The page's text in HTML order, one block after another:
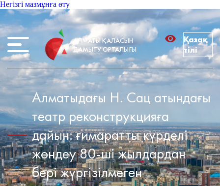
Негізгі мазмұнға өту
АЛМАТЫ ҚАЛАСЫН
ДАМЫТУ ОРТАЛЫҒЫ
Қазақ
тілі
Алматыдағы Н. Сац атындағы
театр реконструкцияға
дайын: ғимаратты күрделі
жөндеу 80-ші жылдардан
бері жүргізілмеген